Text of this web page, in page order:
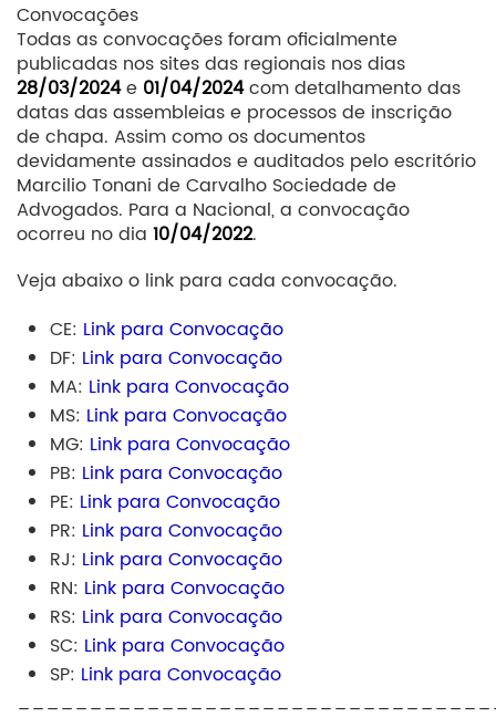
Convocações
Todas as convocações foram oficialmente
publicadas nos sites das regionais nos dias
28/03/2024e 01/04/2024com detalhamento das
datas das assembleias e processos de inscrição
de chapa. Assim como os documentos
devidamente assinados e auditados pelo escritório
Marcilio Tonani de Carvalho Sociedade de
Advogados. Para a Nacional, a convocação
ocorreu no dia 10/04/2022.
Veja abaixo o link para cada convocação.
CE: Link para Convocação
DF: Link para Convocação
MA: Link para Convocação
MS: Link para Convocação
MG: Link para Convocação
PB: Link para Convocação
PE: Link para Convocação
PR: Link para Convocação
RJ: Link para Convocação
RN: Link para Convocação
RS: Link para Convocação
SC: Link para Convocação
SP: Link para Convocação